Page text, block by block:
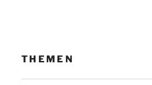
THEMEN